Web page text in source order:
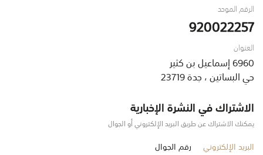
الرقم الموحد
920022257
العنوان
6960 إسماعيل بن كثير
حي البساتين ، جدة 23719
الاشتراك في النشرة الإخبارية
يمكنك الاشتراك عن طريق البريد الإلكتروني أو الجوال
البريد الإلكتروني رقم الجوال